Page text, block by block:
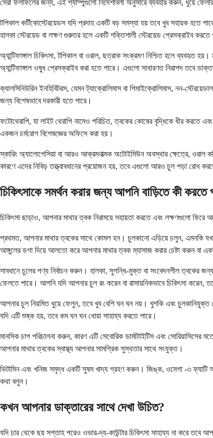
সেরা ফলাফলের জন্য, এই শ্যাম্পুগুলো নির্দেশাবলী অনুসারে ব্যবহার করুন, ধুয়ে
টপিকাল কর্টিকোস্টেরয়েডস যদি প্রদাহ একটি বড় সমস্যা হয় তবে খুব সহায়ক হতে
হালকা স্টেরয়েড বা লক্ষণ গুরুতর হলে একটি শক্তিশালী স্টেরয়েড প্রেসক্রাইব করতে
অ্যান্টিফাঙ্গাল চিকিৎসা, টপিকাল বা ওরাল, ছত্রাক সংক্রমণ নিশ্চিত হলে ব্যবহৃত
অ্যান্টিফাঙ্গাল ওষুধ প্রেসক্রাইব করা হতে পারে। এগুলো সাধারণত নিরাপদ তবে
ক্যালসিনিউরিন ইনহিবিটরস, যেমন ট্যাক্রোলিমাস বা পিমাইক্রোলিমাস, নন-
জন্য বিশেষভাবে দরকারী হতে পারে।
ফটোথেরাপি, যা লাইট থেরাপি নামেও পরিচিত, ত্বকের কোষের বৃদ্ধিকে ধীর করতে
একজন চর্মরোগ বিশেষজ্ঞের অফিসে করা হয়।
স্কারিং অ্যালোপেসিয়া বা আরও আক্রমণাত্মক অটোইমিউন অবস্থার ক্ষেত্রে, ওরাল
কারণে এদের নিবিড় তত্ত্বাবধানের প্রয়োজন হয়, তবে এগুলো আরও চুল পড়া রোধ
চিকিৎসাকে সমর্থন করার জন্য আপনি বাড়িতে কী করতে
চিকিৎসা ছাড়াও, আপনার মাথার ত্বক নিরাময়ে সহায়তা করতে এবং লক্ষণগুলো
প্রথমত, আপনার মাথার ত্বকের সাথে কোমল হন। চুলকানো এড়িয়ে চলুন, এমনকি
আঙ্গুলের ডগা দিয়ে আলতো করে আপনার মাথার ত্বক ম্যাসাজ করার চেষ্টা করুন বা
সাবধানে চুলের পণ্য নির্বাচন করুন। হালকা, সুগন্ধি-মুক্ত বা সংবেদনশীল
ফেলতে পারে। আপনি যদি আপনার চুল রং করেন বা রাসায়নিকভাবে চিকিৎসা করেন,
আপনার চুল নিয়মিত ধুয়ে ফেলুন, তবে খুব বেশি ঘন ঘন নয়। খুশকি এবং
যদি এটি শুষ্ক হয়, তবে কম ঘন ঘন ধোয়া সাহায্য করতে পারে।
মানসিক চাপ পরিচালনা করুন, কারণ এটি সেবোরিক ডার্মাটাইটিস এবং
আপনার মাথার ত্বকের স্বাস্থ্য আপনার সামগ্রিক সুস্থতার সাথে সংযুক্ত।
ভিটামিন এবং খনিজ সমৃদ্ধ একটি সুষম খাদ্য গ্রহণ করুন। জিঙ্ক, ওমেগা -৩ ফ্যাটি
কথা বলুন।
কখন আপনার ডাক্তারের সাথে দেখা উচিত?
যদি চার থেকে ছয় সপ্তাহ পরেও ওভার-দ্য-কাউন্টার চিকিৎসা সাহায্য না করে